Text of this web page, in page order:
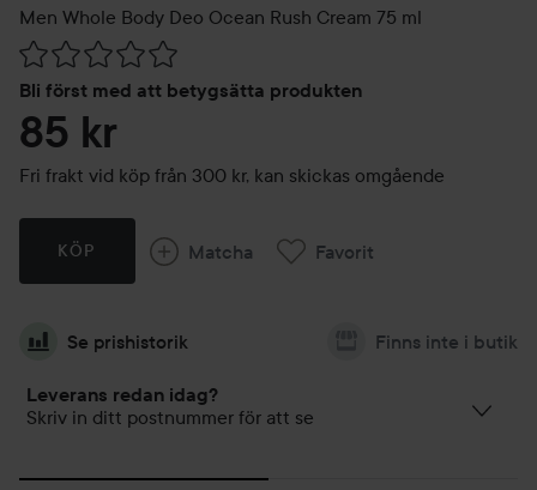
Men Whole Body Deo Ocean Rush Cream 75 ml
Bli först med att betygsätta produkten
Hoppa till Betyg & kommentarer
85 kr
Fri frakt vid köp från 300 kr, kan skickas omgående
KÖP Matcha Favorit
Se prishistorik Finns inte i butik
Leverans redan idag?
Skriv in ditt postnummer för att se